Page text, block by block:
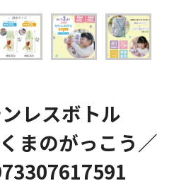
レスボトル
まのがっこう／